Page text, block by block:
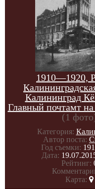
1910—1920,
Калининград
Главный почтамт на
(1
Категория:
Автор поста:
Год съемки:
Дата:
Рейтинг:
Карта: